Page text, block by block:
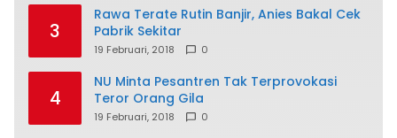
3
Rawa Terate Rutin Banjir, Anies Bakal Cek
Pabrik Sekitar
19 Februari, 2018 0
4
NU Minta Pesantren Tak Terprovokasi
Teror Orang Gila
19 Februari, 2018 0